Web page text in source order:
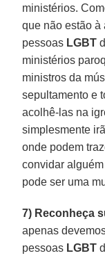
ministérios.
que não estão à
pessoas LGBT
ministérios
ministros da
sepultamento e
acolhê-las na
simplesmente
onde podem
convidar
pode ser uma
7) Reconheça
apenas
pessoas LGBT